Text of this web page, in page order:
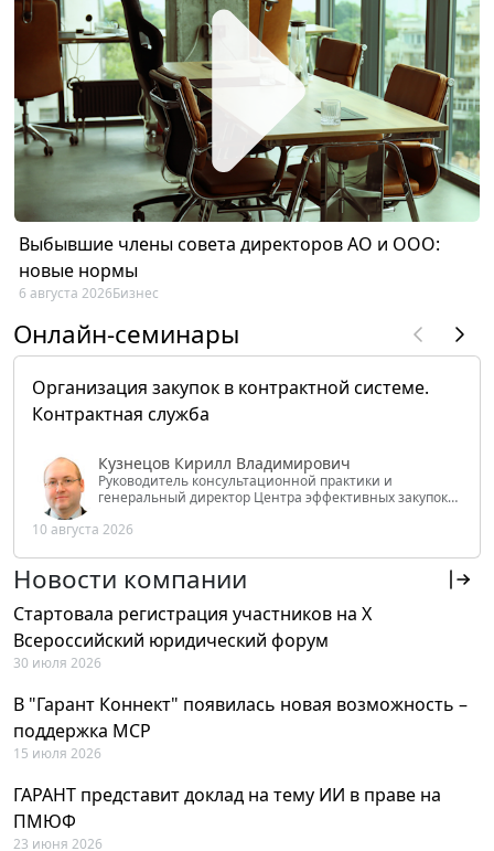
Выбывшие члены совета директоров АО и ООО:
новые нормы
6 августа 2026Бизнес
Онлайн-семинары
Организация закупок в контрактной системе.
Контрактная служба
Кузнецов Кирилл Владимирович
Руководитель консультационной практики и
генеральный директор Центра эффективных закупок
РФ
10 августа 2026
Новости компании
Стартовала регистрация участников на X
Всероссийский юридический форум
30 июля 2026
В "Гарант Коннект" появилась новая возможность –
поддержка MCP
15 июля 2026
ГАРАНТ представит доклад на тему ИИ в праве на
ПМЮФ
23 июня 2026